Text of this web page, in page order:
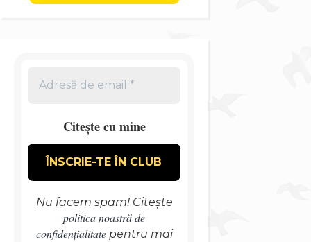
Citește cu mine
Nu facem spam! Citește
politica noastră de
confidențialitatepentru mai